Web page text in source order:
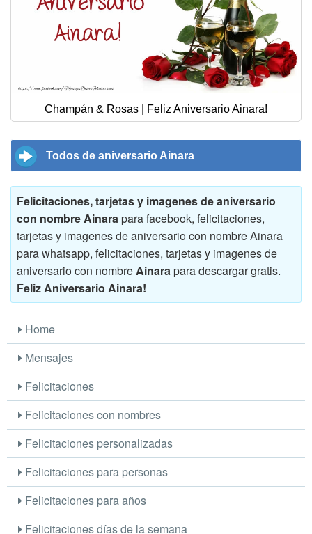
Champán & Rosas | Feliz Aniversario Ainara!
Todos de aniversario Ainara
Felicitaciones, tarjetas y imagenes de aniversario
con nombre Ainarapara facebook, felicitaciones,
tarjetas y imagenes de aniversario con nombre Ainara
para whatsapp, felicitaciones, tarjetas y imagenes de
aniversario con nombreAinarapara descargar gratis.
Feliz Aniversario Ainara!
Home
Mensajes
Felicitaciones
Felicitaciones con nombres
Felicitaciones personalizadas
Felicitaciones para personas
Felicitaciones para años
Felicitaciones días de la semana